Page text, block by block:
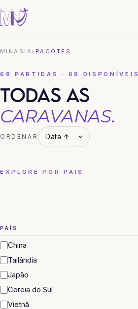
MINÁSIA› PACOTES
68 PARTIDAS · 68 DISPONÍVEIS
TODAS AS
CARAVANAS.
ORDENAR
EXPLORE POR PAÍS
CHINA
PAÍS
China
Tailândia
Japão
Coreia do Sul
Vietnã